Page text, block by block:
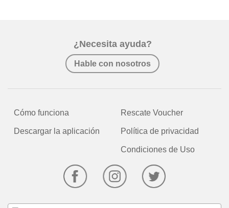
¿Necesita ayuda?
Hable con nosotros
Cómo funciona
Descargar la aplicación
Rescate Voucher
Política de privacidad
Condiciones de Uso